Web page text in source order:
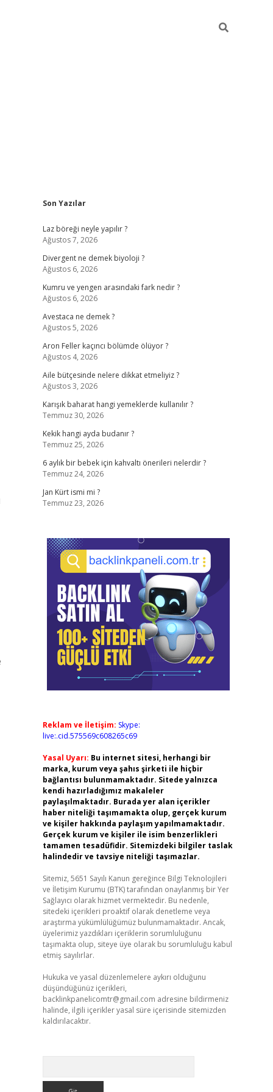
Sidebar
Son Yazılar
Laz böreği neyle yapılır ?
Ağustos 7, 2026
Divergent ne demek biyoloji ?
Ağustos 6, 2026
Kumru ve yengen arasındaki fark nedir ?
Ağustos 6, 2026
Avestaca ne demek ?
Ağustos 5, 2026
Aron Feller kaçıncı bölümde ölüyor ?
Ağustos 4, 2026
Aile bütçesinde nelere dikkat etmeliyiz ?
Ağustos 3, 2026
Karışık baharat hangi yemeklerde kullanılır ?
Temmuz 30, 2026
Kekik hangi ayda budanır ?
Temmuz 25, 2026
6 aylık bir bebek için kahvaltı önerileri nelerdir ?
Temmuz 24, 2026
Jan Kürt ismi mi ?
Temmuz 23, 2026
Reklam ve İletişim: Skype:
live:.cid.575569c608265c69
Yasal Uyarı: Bu internet sitesi, herhangi bir
marka, kurum veya şahıs şirketi ile hiçbir
bağlantısı bulunmamaktadır. Sitede yalnızca
kendi hazırladığımız makaleler
paylaşılmaktadır. Burada yer alan içerikler
haber niteliği taşımamakta olup, gerçek kurum
ve kişiler hakkında paylaşım yapılmamaktadır.
Gerçek kurum ve kişiler ile isim benzerlikleri
tamamen tesadüfidir. Sitemizdeki bilgiler taslak
halindedir ve tavsiye niteliği taşımazlar.
Sitemiz, 5651 Sayılı Kanun gereğince Bilgi Teknolojileri
ve İletişim Kurumu (BTK) tarafından onaylanmış bir Yer
Sağlayıcı olarak hizmet vermektedir. Bu nedenle,
sitedeki içerikleri proaktif olarak denetleme veya
araştırma yükümlülüğümüz bulunmamaktadır. Ancak,
üyelerimiz yazdıkları içeriklerin sorumluluğunu
taşımakta olup, siteye üye olarak bu sorumluluğu kabul
etmiş sayılırlar.
Hukuka ve yasal düzenlemelere aykırı olduğunu
düşündüğünüz içerikleri,
backlinkpanelicomtr@gmail.com adresine bildirmeniz
halinde, ilgili içerikler yasal süre içerisinde sitemizden
kaldırılacaktır.
vdcasino güncel giriş